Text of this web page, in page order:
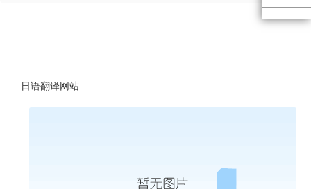
日语翻译网站